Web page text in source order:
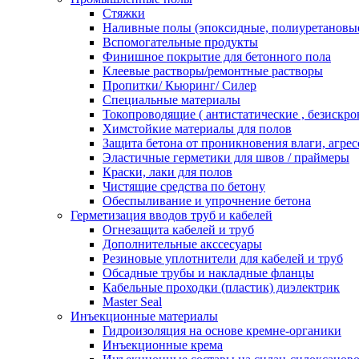
Стяжки
Наливные полы (эпоксидные,
Вспомогательные продукты
Финишное покрытие для бетонного пола
Клеевые растворы/ремонтные растворы
Пропитки/ Кьюринг/ Силер
Специальные материалы
Токопроводящие ( антистатические ,
Химстойкие материалы для полов
Защита бетона от проникновения влаги,
Эластичные герметики для швов / праймеры
Краски, лаки для полов
Чистящие средства по бетону
Обеспыливание и упрочнение бетона
Герметизация вводов труб и кабелей
Огнезащита кабелей и труб
Дополнительные акссесуары
Резиновые уплотнители для кабелей и труб
Обсадные трубы и накладные фланцы
Кабельные проходки (пластик) диэлектрик
Master Seal
Инъекционные материалы
Гидроизоляция на основе кремне-органики
Инъекционные крема